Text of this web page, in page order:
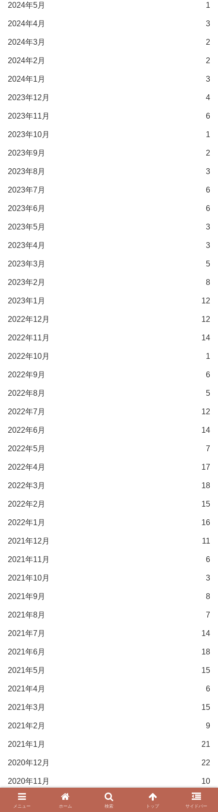
2024年5月 1
2024年4月 3
2024年3月 2
2024年2月 2
2024年1月 3
2023年12月 4
2023年11月 6
2023年10月 1
2023年9月 2
2023年8月 3
2023年7月 6
2023年6月 6
2023年5月 3
2023年4月 3
2023年3月 5
2023年2月 8
2023年1月 12
2022年12月 12
2022年11月 14
2022年10月 1
2022年9月 6
2022年8月 5
2022年7月 12
2022年6月 14
2022年5月 7
2022年4月 17
2022年3月 18
2022年2月 15
2022年1月 16
2021年12月 11
2021年11月 6
2021年10月 3
2021年9月 8
2021年8月 7
2021年7月 14
2021年6月 18
2021年5月 15
2021年4月 6
2021年3月 15
2021年2月 9
2021年1月 21
2020年12月 22
2020年11月 10
2020年10月
メニュー ホーム 検索 トップ サイドバー